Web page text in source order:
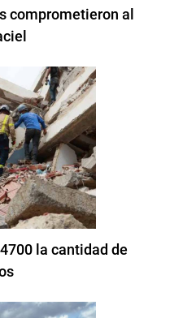
comprometieron al
la cantidad de